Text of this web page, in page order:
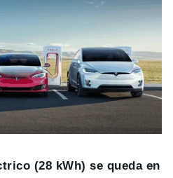
(28 kWh) se queda en